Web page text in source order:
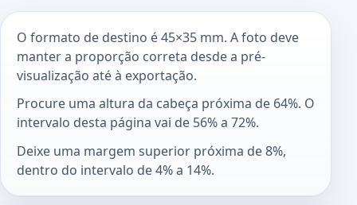
O formato de destino é 45×35 mm. A foto deve
manter a proporção correta desde a pré-
visualização até à exportação.
Procure uma altura da cabeça próxima de 64%. O
intervalo desta página vai de 56% a 72%.
Deixe uma margem superior próxima de 8%,
dentro do intervalo de 4% a 14%.